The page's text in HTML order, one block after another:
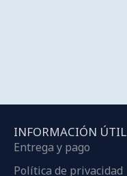
INFORMACIÓN ÚTIL
Entrega y pago
Política de privacidad